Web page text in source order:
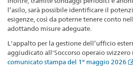
l’asilo, sarà possibile identificare il
esigenze, così da poterne tenere conto
adottando misure adeguate.
L'appalto per la gestione dell’ufficio
aggiudicato all'Soccorso operaio svizzero
comunicato stampa del 1° maggio 2026